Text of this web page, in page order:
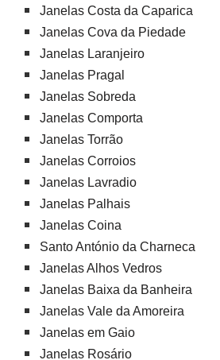
Janelas Costa da Caparica
Janelas Cova da Piedade
Janelas Laranjeiro
Janelas Pragal
Janelas Sobreda
Janelas Comporta
Janelas Torrão
Janelas Corroios
Janelas Lavradio
Janelas Palhais
Janelas Coina
Santo António da Charneca
Janelas Alhos Vedros
Janelas Baixa da Banheira
Janelas Vale da Amoreira
Janelas em Gaio
Janelas Rosário